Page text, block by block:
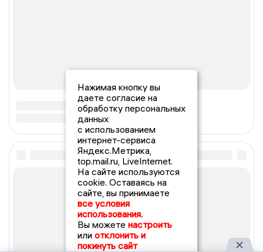
Нажимая кнопку вы
даете согласие на
обработку персональных
данных
с использованием
интернет-сервиса
Яндекс.Метрика,
top.mail.ru, LiveInternet.
На сайте используются
cookie. Оставаясь на
сайте, вы принимаете
все условия
использования.
Вы можете настроить
или отклонить и
покинуть сайт